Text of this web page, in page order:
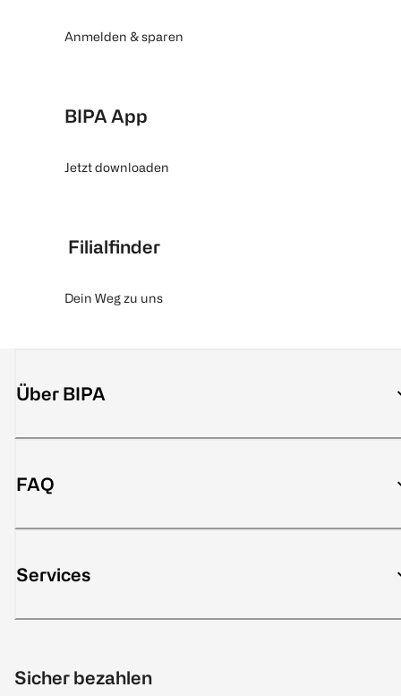
Anmelden & sparen
BIPA App
Jetzt downloaden
Filialfinder
Dein Weg zu uns
Über BIPA
FAQ
Services
Sicher bezahlen